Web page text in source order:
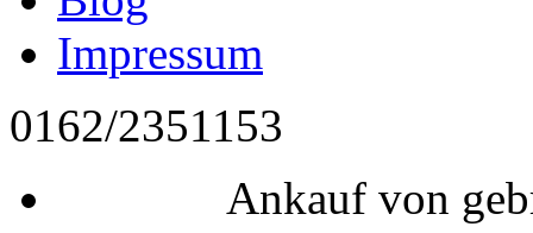
Impressum
0162/2351153
Ankauf von